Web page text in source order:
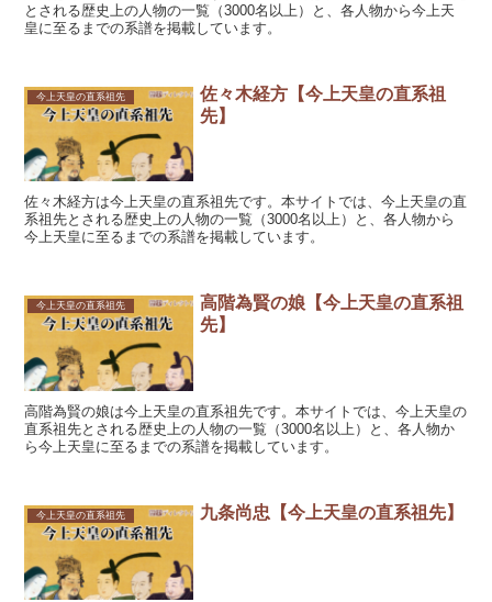
とされる歴史上の人物の一覧（3000名以上）と、各人物から今上天
皇に至るまでの系譜を掲載しています。
今上天皇の直系祖先
佐々木経方【今上天皇の直系祖
先】
佐々木経方は今上天皇の直系祖先です。本サイトでは、今上天皇の直
系祖先とされる歴史上の人物の一覧（3000名以上）と、各人物から
今上天皇に至るまでの系譜を掲載しています。
今上天皇の直系祖先
高階為賢の娘【今上天皇の直系祖
先】
高階為賢の娘は今上天皇の直系祖先です。本サイトでは、今上天皇の
直系祖先とされる歴史上の人物の一覧（3000名以上）と、各人物か
ら今上天皇に至るまでの系譜を掲載しています。
今上天皇の直系祖先 九条尚忠【今上天皇の直系祖先】